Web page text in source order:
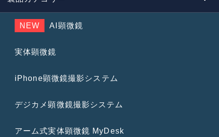
NEW AI顕微鏡
実体顕微鏡
iPhone顕微鏡撮影システム
デジカメ顕微鏡撮影システム
アーム式実体顕微鏡 MyDesk